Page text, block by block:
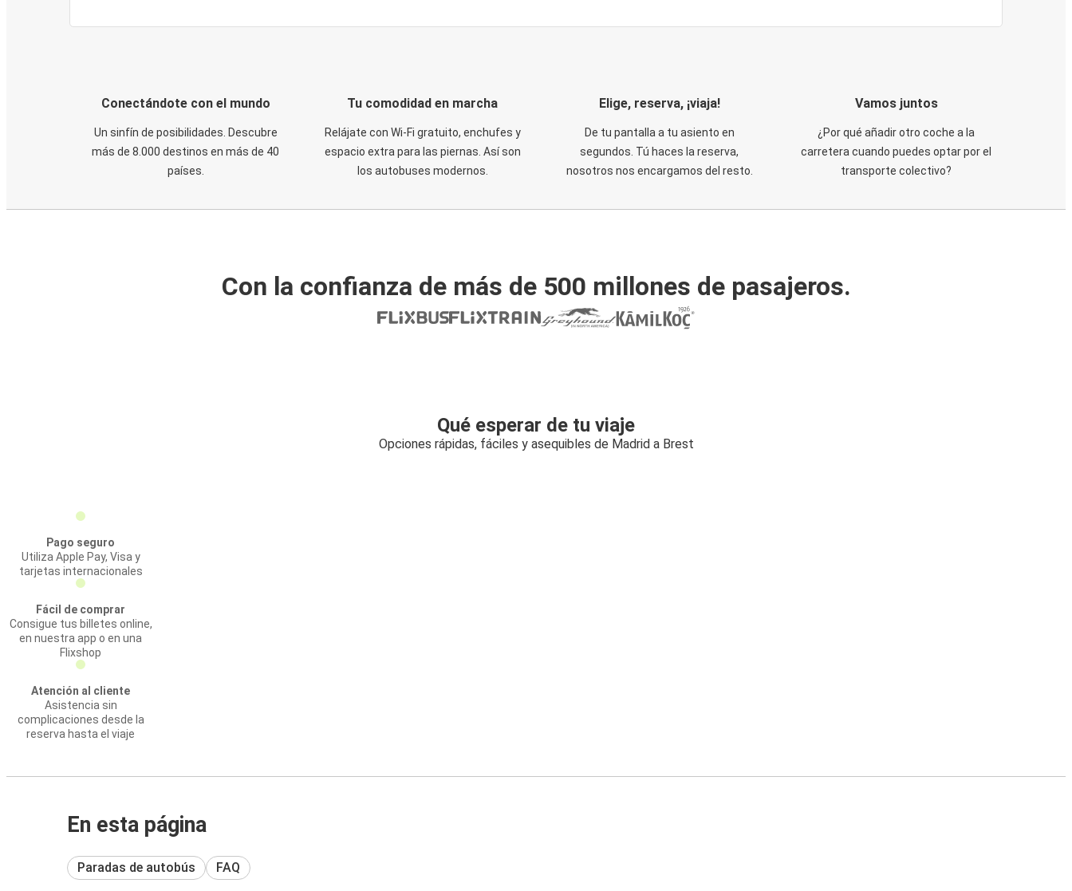
Conectándote con el mundo
Un sinfín de posibilidades. Descubre
más de 8.000 destinos en más de 40
países.
Tu comodidad en marcha
Relájate con Wi-Fi gratuito, enchufes y
espacio extra para las piernas. Así son
los autobuses modernos.
Elige, reserva, ¡viaja!
De tu pantalla a tu asiento en
segundos. Tú haces la reserva,
nosotros nos encargamos del resto.
Vamos juntos
¿Por qué añadir otro coche a la
carretera cuando puedes optar por el
transporte colectivo?
Con la confianza de más de 500 millones de pasajeros.
Qué esperar de tu viaje
Opciones rápidas, fáciles y asequibles de Madrid a Brest
Pago seguro
Utiliza Apple Pay, Visa y
tarjetas internacionales
Fácil de comprar
Consigue tus billetes online,
en nuestra app o en una
Flixshop
Atención al cliente
Asistencia sin
complicaciones desde la
reserva hasta el viaje
En esta página
Paradas de autobús FAQ